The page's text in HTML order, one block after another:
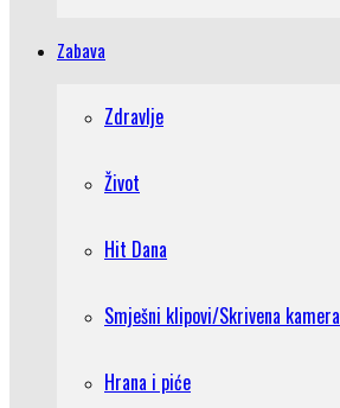
Zabava
Zdravlje
Život
Hit Dana
Smješni klipovi/Skrivena kamera
Hrana i piće